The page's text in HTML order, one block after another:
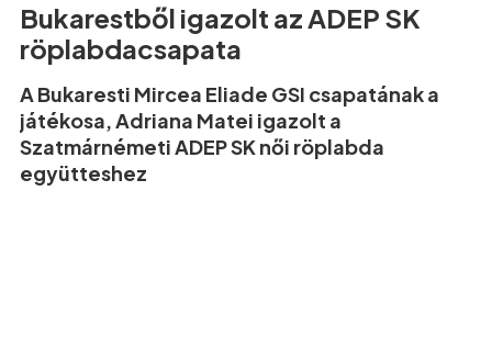
Bukarestből igazolt az ADEP SK
röplabdacsapata
A Bukaresti Mircea Eliade GSI csapatának a
játékosa, Adriana Matei igazolt a
Szatmárnémeti ADEP SK női röplabda
együtteshez